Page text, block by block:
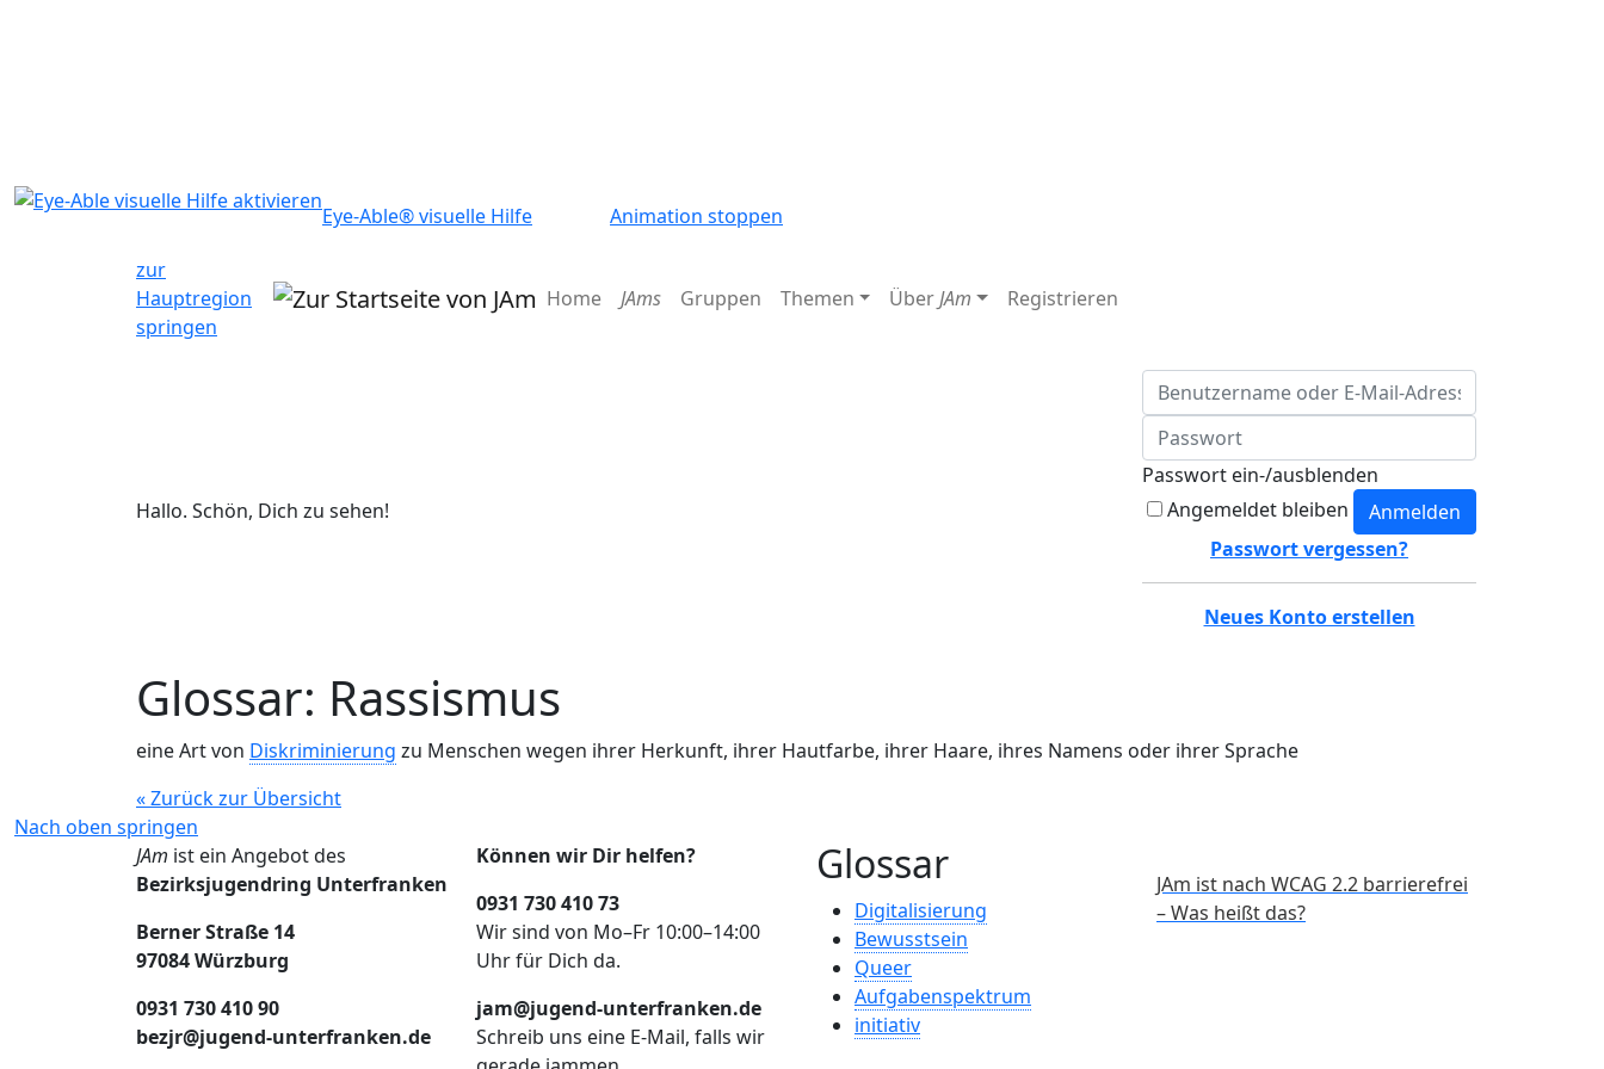
Eye-Able® visuelle Hilfe Animation stoppen
zur
Hauptregion
springen
Home JAms Gruppen Themen ÜberJAm Registrieren
Hallo. Schön, Dich zu sehen!
Passwort ein-/ausblenden
Angemeldet bleiben
Anmelden
Passwort vergessen?
Neues Konto erstellen
Glossar: Rassismus
eine Art von Diskriminierung zu Menschen wegen ihrer Herkunft, ihrer Hautfarbe, ihrer Haare, ihres Namens oder ihrer Sprache
« Zurück zur Übersicht
Nach oben springen
JAm ist ein Angebot des
Bezirksjugendring Unterfranken
Berner Straße 14
97084 Würzburg
0931 730 410 90
bezjr@jugend-unterfranken.de
Können wir Dir helfen?
0931 730 410 73
Wir sind von Mo–Fr 10:00–14:00
Uhr für Dich da.
jam@jugend-unterfranken.de
Schreib uns eine E-Mail, falls wir
Glossar
Digitalisierung
Bewusstsein
Queer
Aufgabenspektrum
initiativ
JAm ist nach WCAG 2.2 barrierefrei
– Was heißt das?